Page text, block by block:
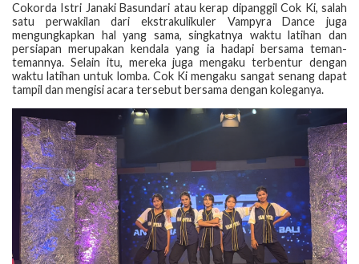
Cokorda Istri Janaki Basundari atau kerap dipanggil Cok Ki, salah
satu perwakilan dari ekstrakulikuler Vampyra Dance juga
mengungkapkan hal yang sama, singkatnya waktu latihan dan
persiapan merupakan kendala yang ia hadapi bersama teman-
temannya. Selain itu, mereka juga mengaku terbentur dengan
waktu latihan untuk lomba. Cok Ki mengaku sangat senang dapat
tampil dan mengisi acara tersebut bersama dengan koleganya.